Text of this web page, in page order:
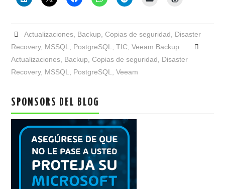
Actualizaciones, Backup Copias de seguridad
Disaster
Recovery, MSSQL PostgreSQL ,TIC ,Veeam Backup
Actualizaciones Backup ,Copias de seguridad
Disaster
Recovery, MSSQL PostgreSQL ,Veeam
SPONSORS DEL BLOG